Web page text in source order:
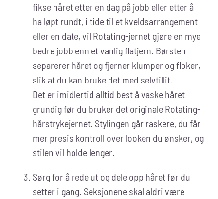
fikse håret etter en dag på jobb eller etter å
ha løpt rundt, i tide til et kveldsarrangement
eller en date, vil Rotating-jernet gjøre en mye
bedre jobb enn et vanlig flatjern. Børsten
separerer håret og fjerner klumper og floker,
slik at du kan bruke det med selvtillit.
Det er imidlertid alltid best å vaske håret
grundig før du bruker det originale Rotating-
hårstrykejernet. Stylingen går raskere, du får
mer presis kontroll over looken du ønsker, og
stilen vil holde lenger.
Sørg for å rede ut og dele opp håret før du
setter i gang. Seksjonene skal aldri være